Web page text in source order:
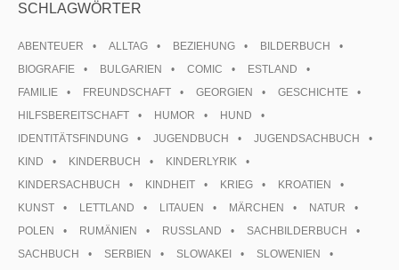
SCHLAGWÖRTER
ABENTEUER ALLTAG BEZIEHUNG
BILDERBUCH
BIOGRAFIE
BULGARIEN COMIC
ESTLAND
FAMILIE
FREUNDSCHAFT GEORGIEN
GESCHICHTE
HILFSBEREITSCHAFT
HUMOR
HUND
IDENTITÄTSFINDUNG
JUGENDBUCH
JUGENDSACHBUCH
KIND
KINDERBUCH
KINDERLYRIK
KINDERSACHBUCH
KINDHEIT KRIEG
KROATIEN
KUNST
LETTLAND LITAUEN MÄRCHEN
NATUR
POLEN
RUMÄNIEN RUSSLAND
SACHBILDERBUCH
SACHBUCH
SERBIEN SLOWAKEI
SLOWENIEN